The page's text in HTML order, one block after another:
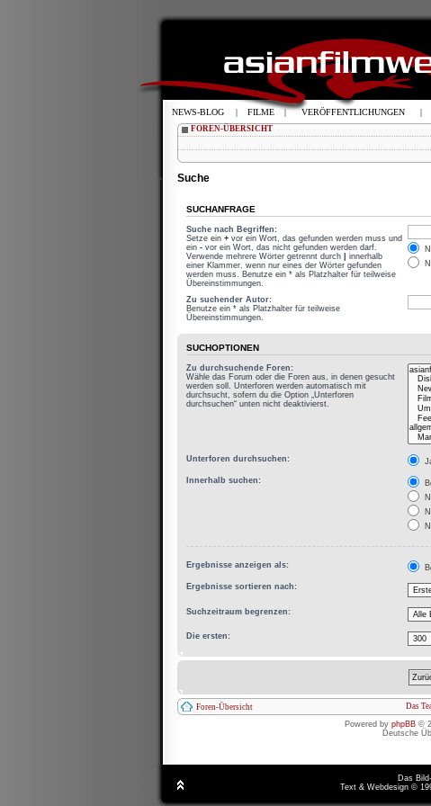
FOREN-ÜBERSICHT
Suche
SUCHANFRAGE
Suche nach Begriffen:
Setze ein + vor ein Wort, das gefunden werden muss und
ein - vor ein Wort, das nicht gefunden werden darf.
Verwende mehrere Wörter getrennt durch
innerhalb
einer Klammer, wenn nur eines der Wörter gefunden
werden muss. Benutze ein * als Platzhalter für teilweise
Übereinstimmungen.
Zu suchender Autor:
Benutze ein * als Platzhalter für teilweise
Übereinstimmungen.
SUCHOPTIONEN
Zu durchsuchende Foren:
Wähle das Forum oder die Foren aus, in denen gesucht
werden soll. Unterforen werden automatisch mit
durchsucht, sofern du die Option „Unterforen
durchsuchen“ unten nicht deaktivierst.
Unterforen durchsuchen:
Innerhalb suchen:
Ergebnisse anzeigen als:
Ergebnisse sortieren nach:
Suchzeitraum begrenzen:
Die ersten:
Foren-Übersicht Das
Powered by phpBB ©
Deutsche
Das
Text & Webdesign ©
NEWS-BLOG | FILME | VERÖFFENTLICHUNGEN |